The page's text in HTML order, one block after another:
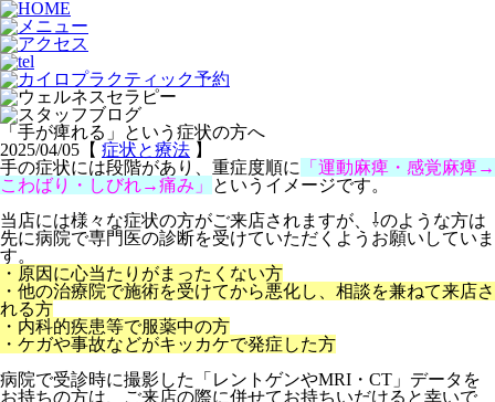
「手が痺れる」という症状の方へ
2025/04/05【 症状と療法 】
手の症状には段階があり、重症度順に
「運動麻痺・感覚麻痺→
こわばり・しびれ→痛み」
というイメージです。
当店には様々な症状の方がご来店されますが、⇩のような方は
先に病院で専門医の診断を受けていただくようお願いしていま
す。
・原因に心当たりがまったくない方
・他の治療院で施術を受けてから悪化し、相談を兼ねて来店さ
れる方
・内科的疾患等で服薬中の方
・ケガや事故などがキッカケで発症した方
病院で受診時に撮影した「レントゲンやMRI・CT」データを
お持ちの方は、ご来店の際に併せてお持ちいだけると幸いで